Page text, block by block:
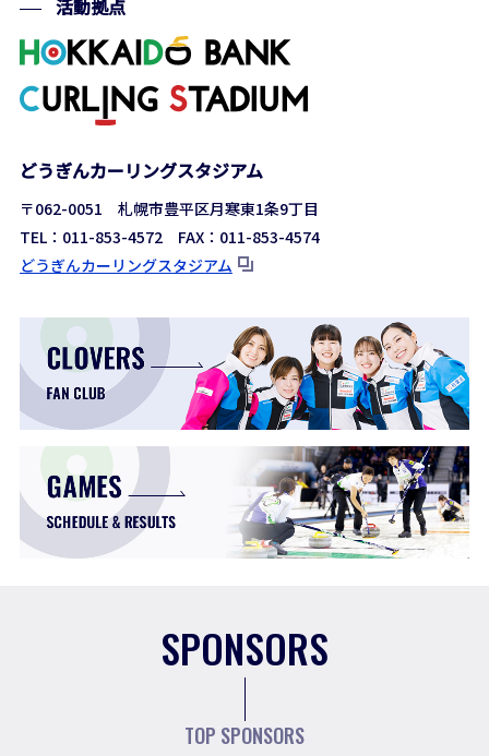
活動拠点
どうぎんカーリングスタジアム
〒062-0051 札幌市豊平区月寒東1条9丁目
TEL：011-853-4572 FAX：011-853-4574
どうぎんカーリングスタジアム
SPONSORS
TOP SPONSORS